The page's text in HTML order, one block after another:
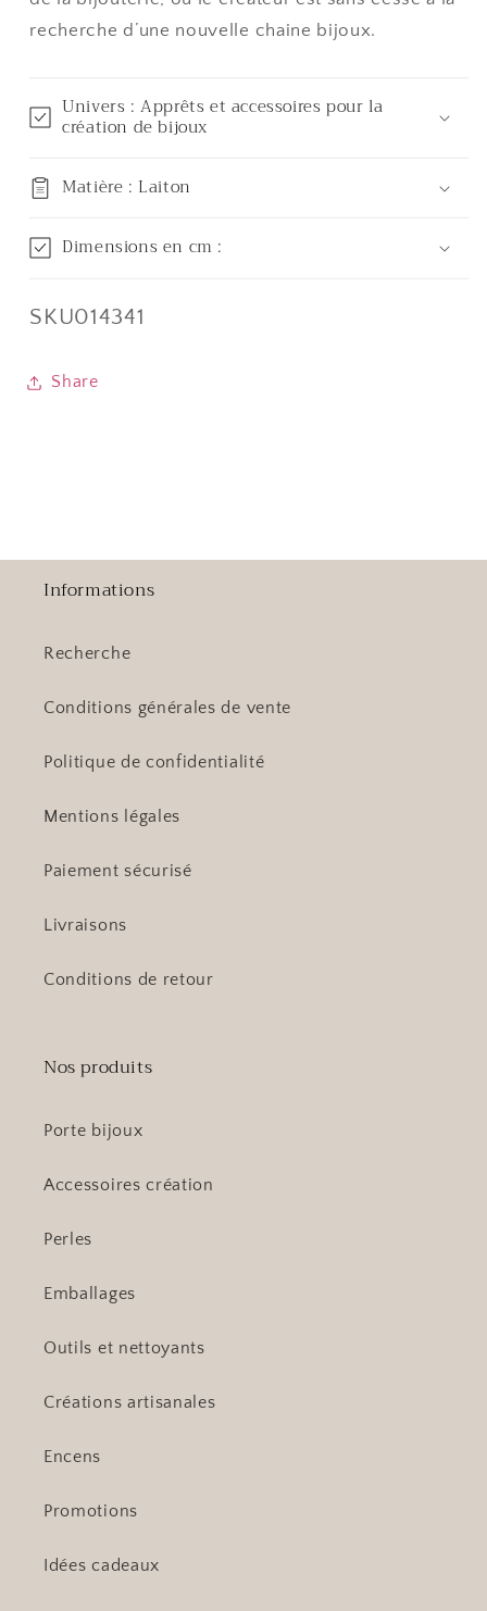
recherche d’une nouvelle chaine bijoux.
Univers : Apprêts et accessoires pour la
création de bijoux
Matière : Laiton
Dimensions en cm :
SKU:
SKU014341
Share
Informations
Recherche
Conditions générales de vente
Politique de confidentialité
Mentions légales
Paiement sécurisé
Livraisons
Conditions de retour
Nos produits
Porte bijoux
Accessoires création
Perles
Emballages
Outils et nettoyants
Créations artisanales
Encens
Promotions
Idées cadeaux